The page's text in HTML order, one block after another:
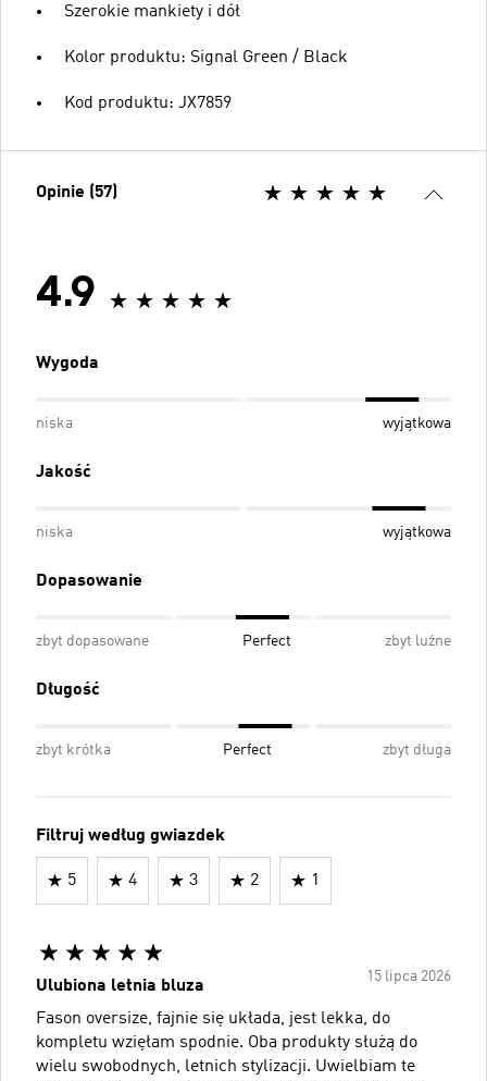
Szerokie mankiety i dół
Kolor produktu: Signal Green / Black
Kod produktu: JX7859
Opinie (57)
4.9
Wygoda
niska wyjątkowa
Jakość
niska wyjątkowa
Dopasowanie
zbyt dopasowane Perfect zbyt luźne
Długość
zbyt krótka Perfect zbyt długa
Filtruj według gwiazdek
5 4 3 2 1
15 lipca 2026
Ulubiona letnia bluza
Fason oversize, fajnie się układa, jest lekka, do
kompletu wzięłam spodnie. Oba produkty służą do
wielu swobodnych, letnich stylizacji. Uwielbiam te